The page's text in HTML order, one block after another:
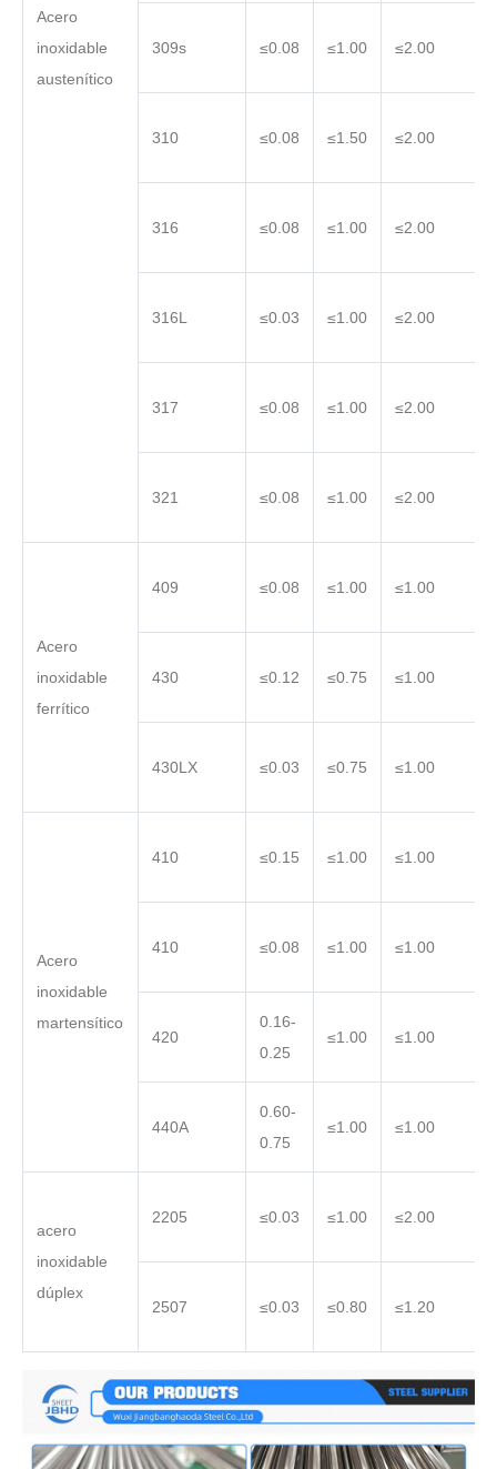
Acero
inoxidable
austenítico
309s ≤0.08 ≤1.00 ≤2.00
310 ≤0.08 ≤1.50 ≤2.00
316 ≤0.08 ≤1.00 ≤2.00
316L ≤0.03 ≤1.00 ≤2.00
317 ≤0.08 ≤1.00 ≤2.00
321 ≤0.08 ≤1.00 ≤2.00
Acero
inoxidable
ferrítico
409 ≤0.08 ≤1.00 ≤1.00
430 ≤0.12 ≤0.75 ≤1.00
430LX ≤0.03 ≤0.75 ≤1.00
Acero
inoxidable
martensítico
410 ≤0.15 ≤1.00 ≤1.00
410 ≤0.08 ≤1.00 ≤1.00
420
0.16-
0.25
≤1.00 ≤1.00
440A
0.60-
0.75
≤1.00 ≤1.00
acero
inoxidable
dúplex
2205 ≤0.03 ≤1.00 ≤2.00
2507 ≤0.03 ≤0.80 ≤1.20